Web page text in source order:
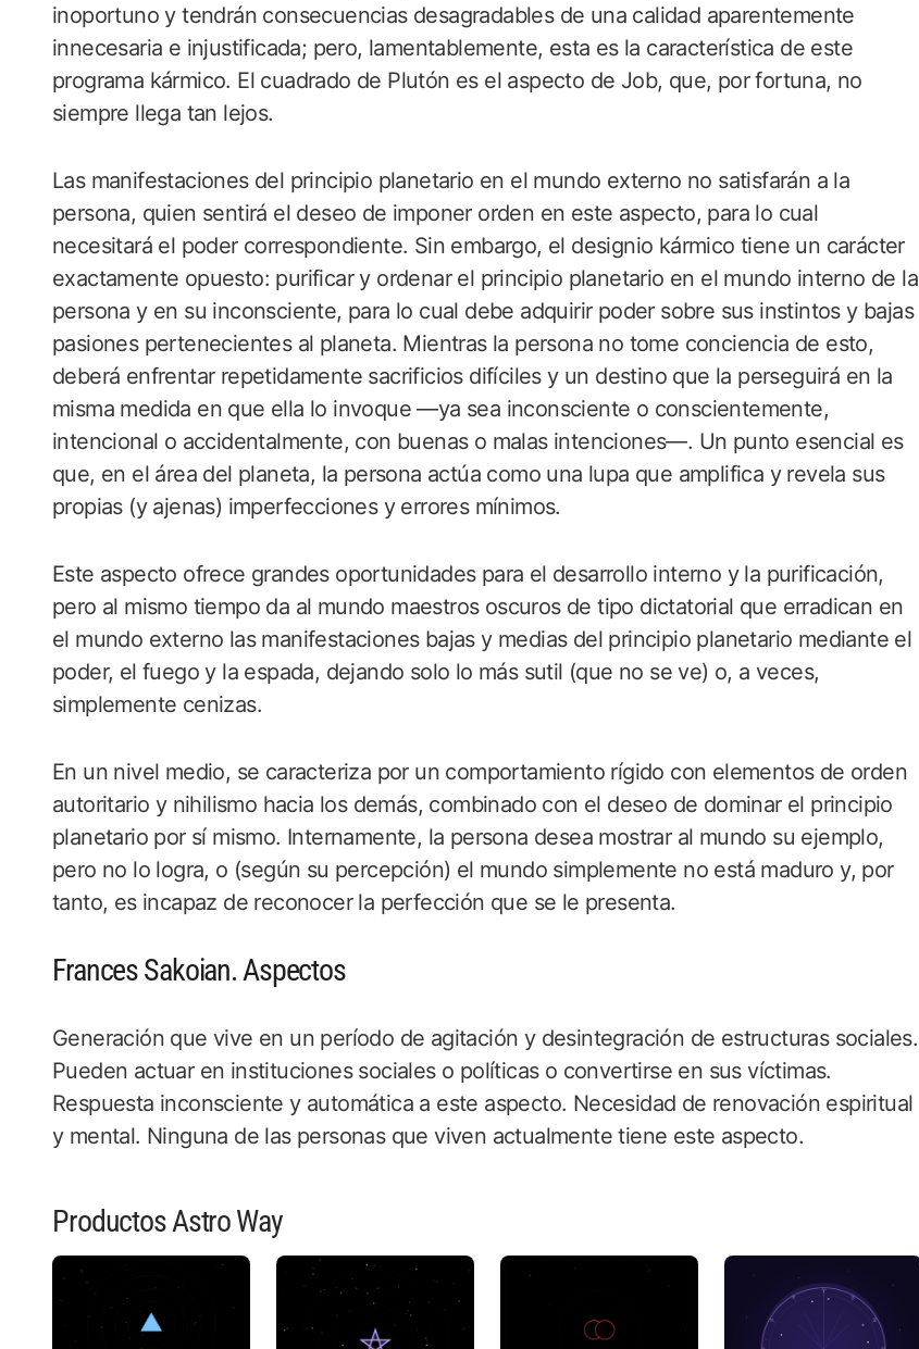
inoportuno y tendrán consecuencias desagradables de una calidad aparentemente
innecesaria e injustificada; pero, lamentablemente, esta es la característica de este
programa kármico. El cuadrado de Plutón es el aspecto de Job, que, por fortuna, no
siempre llega tan lejos.
Las manifestaciones del principio planetario en el mundo externo no satisfarán a la
persona, quien sentirá el deseo de imponer orden en este aspecto, para lo cual
necesitará el poder correspondiente. Sin embargo, el designio kármico tiene un carácter
exactamente opuesto: purificar y ordenar el principio planetario en el mundo interno de la
persona y en su inconsciente, para lo cual debe adquirir poder sobre sus instintos y bajas
pasiones pertenecientes al planeta. Mientras la persona no tome conciencia de esto,
deberá enfrentar repetidamente sacrificios difíciles y un destino que la perseguirá en la
misma medida en que ella lo invoque —ya sea inconsciente o conscientemente,
intencional o accidentalmente, con buenas o malas intenciones—. Un punto esencial es
que, en el área del planeta, la persona actúa como una lupa que amplifica y revela sus
propias (y ajenas) imperfecciones y errores mínimos.
Este aspecto ofrece grandes oportunidades para el desarrollo interno y la purificación,
pero al mismo tiempo da al mundo maestros oscuros de tipo dictatorial que erradican en
el mundo externo las manifestaciones bajas y medias del principio planetario mediante el
poder, el fuego y la espada, dejando solo lo más sutil (que no se ve) o, a veces,
simplemente cenizas.
En un nivel medio, se caracteriza por un comportamiento rígido con elementos de orden
autoritario y nihilismo hacia los demás, combinado con el deseo de dominar el principio
planetario por sí mismo. Internamente, la persona desea mostrar al mundo su ejemplo,
pero no lo logra, o (según su percepción) el mundo simplemente no está maduro y, por
tanto, es incapaz de reconocer la perfección que se le presenta.
Frances Sakoian. Aspectos
Generación que vive en un período de agitación y desintegración de estructuras sociales.
Pueden actuar en instituciones sociales o políticas o convertirse en sus víctimas.
Respuesta inconsciente y automática a este aspecto. Necesidad de renovación espiritual
y mental. Ninguna de las personas que viven actualmente tiene este aspecto.
Productos Astro Way